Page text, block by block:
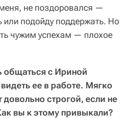
не поздоровался —
подойду поддержать. Но
чужим успехам — плохое
с Ириной
ее в работе. Мягко
довольно строгой, если не
вы к этому привыкали?